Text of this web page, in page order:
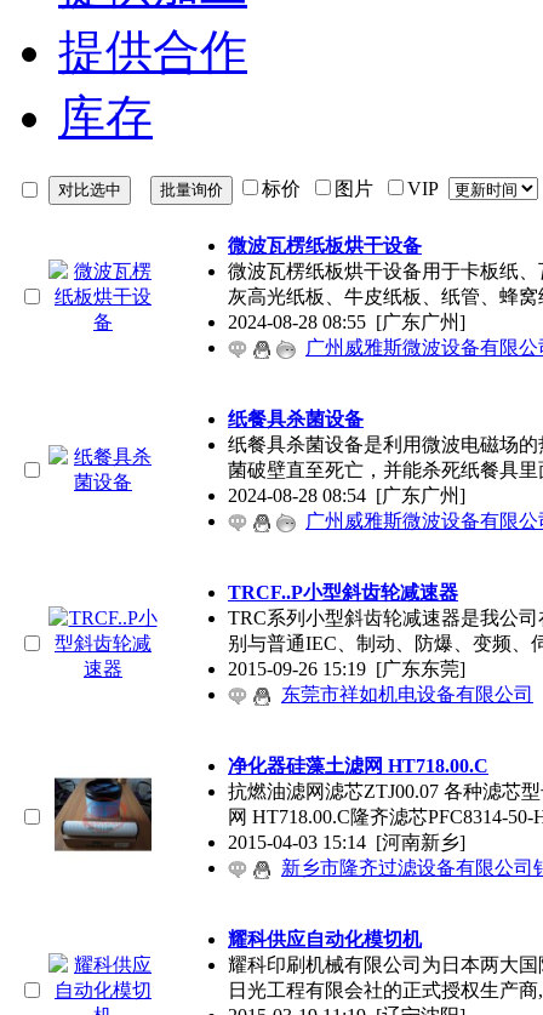
提供合作
库存
标价 图片 VIP
微波瓦楞纸板烘干设备
微波瓦楞纸板烘干设备用于卡板纸
灰高光纸板、牛皮纸板、纸管、蜂窝
2024-08-28 08:55 [广东广州]
广州威雅斯微波设备有限公
纸餐具杀菌设备
纸餐具杀菌设备是利用微波电磁场
菌破壁直至死亡，并能杀死纸餐具里
2024-08-28 08:54 [广东广州]
广州威雅斯微波设备有限公
TRCF..P小型斜齿轮减速器
TRC系列小型斜齿轮减速器是我公
别与普通IEC、制动、防爆、变频、
2015-09-26 15:19 [广东东莞]
东莞市祥如机电设备有限公司
净化器硅藻土滤网 HT718.00.C
抗燃油滤网滤芯ZTJ00.07 各种滤芯
网 HT718.00.C隆齐滤芯PFC8314-50-
2015-04-03 15:14 [河南新乡]
新乡市隆齐过滤设备有限公司
耀科供应自动化模切机
耀科印刷机械有限公司为日本两大
日光工程有限会社的正式授权生产商